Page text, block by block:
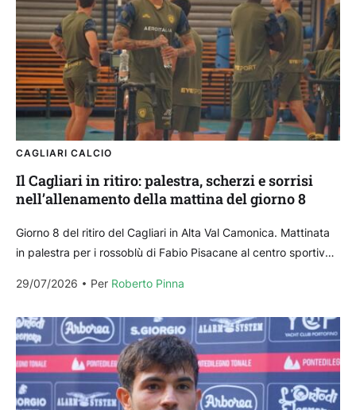
CAGLIARI CALCIO
Il Cagliari in ritiro: palestra, scherzi e sorrisi
nell’allenamento della mattina del giorno 8
Giorno 8 del ritiro del Cagliari in Alta Val Camonica. Mattinata
in palestra per i rossoblù di Fabio Pisacane al centro sportivo
29/07/2026
Per Roberto Pinna